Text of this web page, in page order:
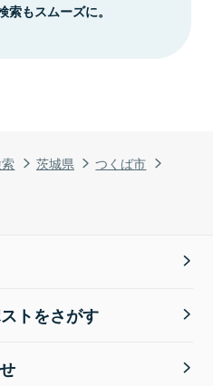
茨城県
つくば市
もスムーズに。
トをさがす